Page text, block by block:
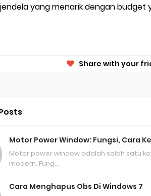
yang menarik dengan budget
Share with your
Motor Power Window: Fungsi, Cara
Motor power window adalah salah satu
modern. Fung…
Cara Menghapus Obs Di Windows 7